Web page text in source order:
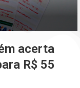
acerta
R$ 55